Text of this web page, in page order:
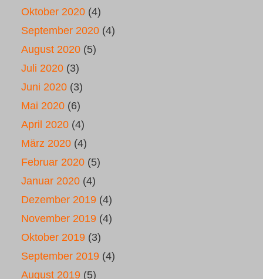
Oktober 2020 (4)
September 2020 (4)
August 2020 (5)
Juli 2020 (3)
Juni 2020 (3)
Mai 2020 (6)
April 2020 (4)
März 2020 (4)
Februar 2020 (5)
Januar 2020 (4)
Dezember 2019 (4)
November 2019 (4)
Oktober 2019 (3)
September 2019 (4)
August 2019 (5)